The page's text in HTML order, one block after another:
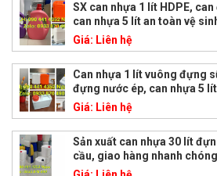
SX can nhựa 1 lít HDPE,
can nhựa 5 lít an toàn vệ
Giá: Liên hệ
Can nhựa 1 lít vuông đựng
đựng nước ép, can nhựa 5
Giá: Liên hệ
Sản xuất can nhựa 30 lít
cầu, giao hàng nhanh